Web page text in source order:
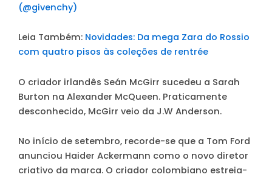
(@givenchy)
Leia Também: Novidades: Da mega Zara do Rossio
com quatro pisos às coleções de rentrée
O criador irlandês Seán McGirr sucedeu a Sarah
Burton na Alexander McQueen. Praticamente
desconhecido, McGirr veio da J.W Anderson.
No início de setembro, recorde-se que a Tom Ford
anunciou Haider Ackermann como o novo diretor
criativo da marca. O criador colombiano estreia-